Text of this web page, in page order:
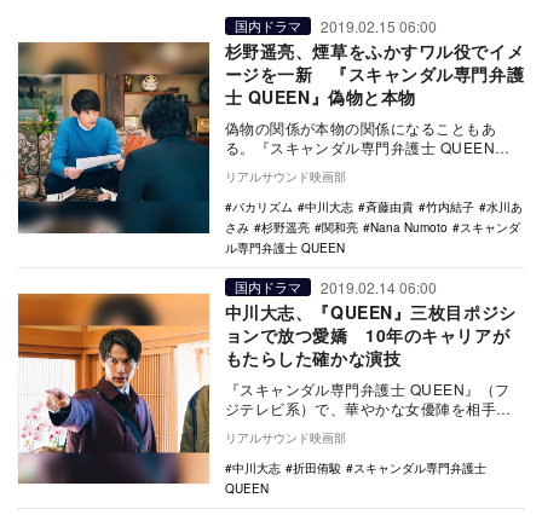
国内ドラマ 2019.02.15 06:00
杉野遥亮、煙草をふかすワル役でイメ
ージを一新 『スキャンダル専門弁護
士 QUEEN』偽物と本物
偽物の関係が本物の関係になることもあ
る。『スキャンダル専門弁護士 QUEEN』
（フジテレビ系）第6話は、危機管理チーム
が大物小説…
リアルサウンド映画部
バカリズム
中川大志 斉藤由貴 竹内結子
水川あ
さみ
杉野遥亮 関和亮 Nana Numoto
スキャンダ
ル専門弁護士 QUEEN
国内ドラマ 2019.02.14 06:00
中川大志、『QUEEN』三枚目ポジシ
ョンで放つ愛嬌 10年のキャリアが
もたらした確かな演技
『スキャンダル専門弁護士 QUEEN』（フ
ジテレビ系）で、華やかな女優陣を相手に
奮闘をみせている中川大志。弱冠20歳にし
て、すで…
リアルサウンド映画部
中川大志
折田侑駿
スキャンダル専門弁護士
QUEEN